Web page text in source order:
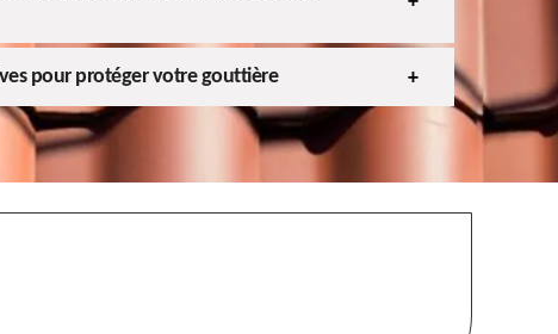
pour protéger votre gouttière